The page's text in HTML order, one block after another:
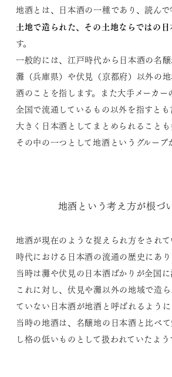
地酒とは、日本酒の一種であり、読んで
土地で造られた、その土地ならではの
す。
一般的には、江戸時代から日本酒の名
灘（兵庫県）や伏見（京都府）以外の
酒のことを指します。また大手メーカー
全国で流通しているもの以外を指すとも
大きく日本酒としてまとめられることも
その中の一つとして地酒というグループ
地酒という考え方が根づ
地酒が現在のような捉えられ方をされ
時代における日本酒の流通の歴史にあり
当時は灘や伏見の日本酒ばかりが全国に
これに対し、伏見や灘以外の地域で造
ていない日本酒が地酒と呼ばれるよう
当時の地酒は、名醸地の日本酒と比べ
し格の低いものとして扱われていたよう